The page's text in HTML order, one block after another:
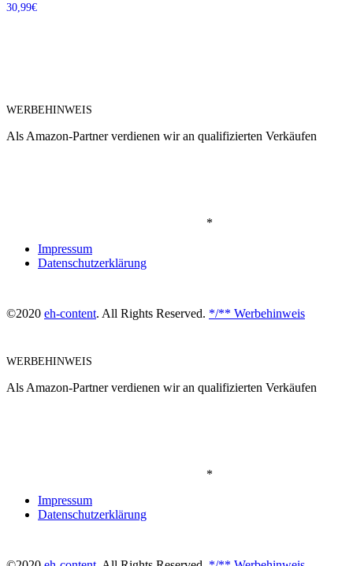
30,99€
WERBEHINWEIS
Als Amazon-Partner verdienen wir an qualifizierten Verkäufen
*
Impressum
Datenschutzerklärung
©2020 eh-content. All Rights Reserved. */** Werbehinweis
WERBEHINWEIS
Als Amazon-Partner verdienen wir an qualifizierten Verkäufen
*
Impressum
Datenschutzerklärung